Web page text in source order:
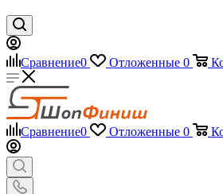
Сравнение0 Отложенные 0
Сравнение0 Отложенные 0